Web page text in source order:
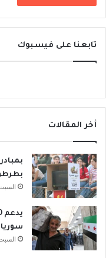
تابعنا على فيسبوك
أخر المقالات
السبت, 8 أغسطس 2026,
سوريا 100 مليون دولار لتحديث قطاعها المالي
السبت, 8 أغسطس 2026,